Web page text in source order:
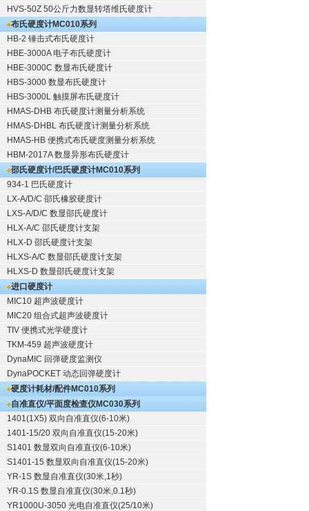
HVS-50Z 50公斤力数显转塔维氏硬度计
布氏硬度计MC010系列
HB-2 锤击式布氏硬度计
HBE-3000A 电子布氏硬度计
HBE-3000C 数显布氏硬度计
HBS-3000 数显布氏硬度计
HBS-3000L 触摸屏布氏硬度计
HMAS-DHB 布氏硬度计测量分析系统
HMAS-DHBL 布氏硬度计测量分析系统
HMAS-HB 便携式布氏硬度测量分析系统
HBM-2017A 数显异形布氏硬度计
邵氏硬度计/巴氏硬度计MC010系列
934-1 巴氏硬度计
LX-A/D/C 邵氏橡胶硬度计
LXS-A/D/C 数显邵氏硬度计
HLX-A/C 邵氏硬度计支架
HLX-D 邵氏硬度计支架
HLXS-A/C 数显邵氏硬度计支架
HLXS-D 数显邵氏硬度计支架
进口硬度计
MIC10 超声波硬度计
MIC20 组合式超声波硬度计
TIV 便携式光学硬度计
TKM-459 超声波硬度计
DynaMIC 回弹硬度监测仪
DynaPOCKET 动态回弹硬度计
硬度计耗材/配件MC010系列
自准直仪/平面度检查仪MC030系列
1401(1X5) 双向自准直仪(6-10米)
1401-15/20 双向自准直仪(15-20米)
S1401 数显双向自准直仪(6-10米)
S1401-15 数显双向自准直仪(15-20米)
YR-1S 数显自准直仪(30米,1秒)
YR-0.1S 数显自准直仪(30米,0.1秒)
YR1000U-3050 光电自准直仪(25/10米)